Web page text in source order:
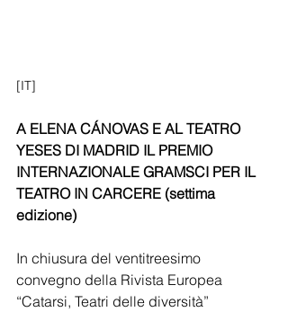
[IT]
A ELENA CÁNOVAS E AL TEATRO
YESES DI MADRID IL PREMIO
INTERNAZIONALE GRAMSCI PER IL
TEATRO IN CARCERE (settima
edizione)
In chiusura del ventitreesimo
convegno della Rivista Europea
“Catarsi, Teatri delle diversità”